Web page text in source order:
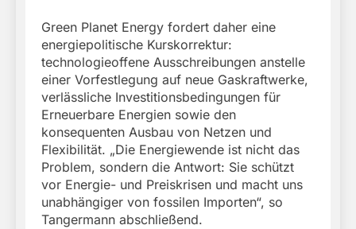
Green Planet Energy fordert daher eine
energiepolitische Kurskorrektur:
technologieoffene Ausschreibungen anstelle
einer Vorfestlegung auf neue Gaskraftwerke,
verlässliche Investitionsbedingungen für
Erneuerbare Energien sowie den
konsequenten Ausbau von Netzen und
Flexibilität. „Die Energiewende ist nicht das
Problem, sondern die Antwort: Sie schützt
vor Energie- und Preiskrisen und macht uns
unabhängiger von fossilen Importen“, so
Tangermann abschließend.